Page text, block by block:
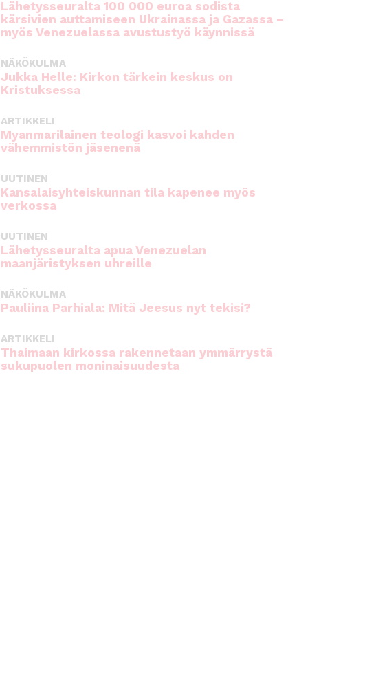
Lähetysseuralta 100 000 euroa sodista
kärsivien auttamiseen Ukrainassa ja Gazassa –
myös Venezuelassa avustustyö käynnissä
NÄKÖKULMA
Jukka Helle: Kirkon tärkein keskus on
Kristuksessa
ARTIKKELI
Myanmarilainen teologi kasvoi kahden
vähemmistön jäsenenä
UUTINEN
Kansalaisyhteiskunnan tila kapenee myös
verkossa
UUTINEN
Lähetysseuralta apua Venezuelan
maanjäristyksen uhreille
NÄKÖKULMA
Pauliina Parhiala: Mitä Jeesus nyt tekisi?
ARTIKKELI
Thaimaan kirkossa rakennetaan ymmärrystä
sukupuolen moninaisuudesta